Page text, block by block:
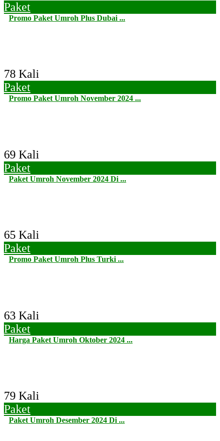
Paket
Promo Paket Umroh Plus Dubai ...
78 Kali
Paket
Promo Paket Umroh November 2024 ...
69 Kali
Paket
Paket Umroh November 2024 Di ...
65 Kali
Paket
Promo Paket Umroh Plus Turki ...
63 Kali
Paket
Harga Paket Umroh Oktober 2024 ...
79 Kali
Paket
Paket Umroh Desember 2024 Di ...